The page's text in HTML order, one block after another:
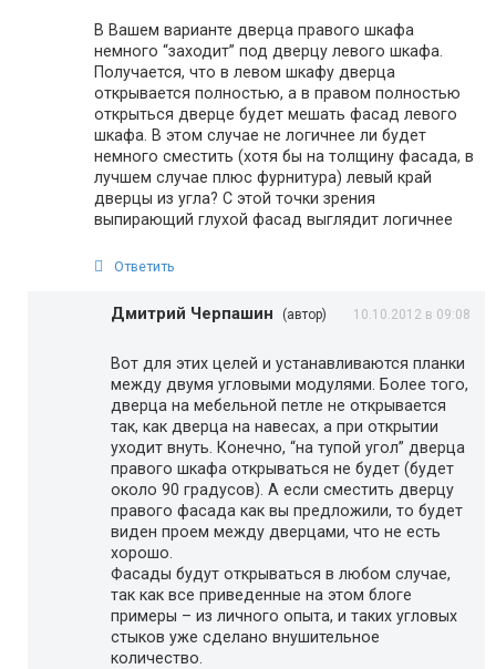
В Вашем варианте дверца правого шкафа
немного “заходит” под дверцу левого шкафа.
Получается, что в левом шкафу дверца
открывается полностью, а в правом полностью
открыться дверце будет мешать фасад левого
шкафа. В этом случае не логичнее ли будет
немного сместить (хотя бы на толщину фасада, в
лучшем случае плюс фурнитура) левый край
дверцы из угла? С этой точки зрения
выпирающий глухой фасад выглядит логичнее
Ответить
Дмитрий Черпашин (автор) 10.10.2012 в 09:08
Вот для этих целей и устанавливаются планки
между двумя угловыми модулями. Более того,
дверца на мебельной петле не открывается
так, как дверца на навесах, а при открытии
уходит внуть. Конечно, “на тупой угол” дверца
правого шкафа открываться не будет (будет
около 90 градусов). А если сместить дверцу
правого фасада как вы предложили, то будет
виден проем между дверцами, что не есть
хорошо.
Фасады будут открываться в любом случае,
так как все приведенные на этом блоге
примеры – из личного опыта, и таких угловых
стыков уже сделано внушительное
количество.